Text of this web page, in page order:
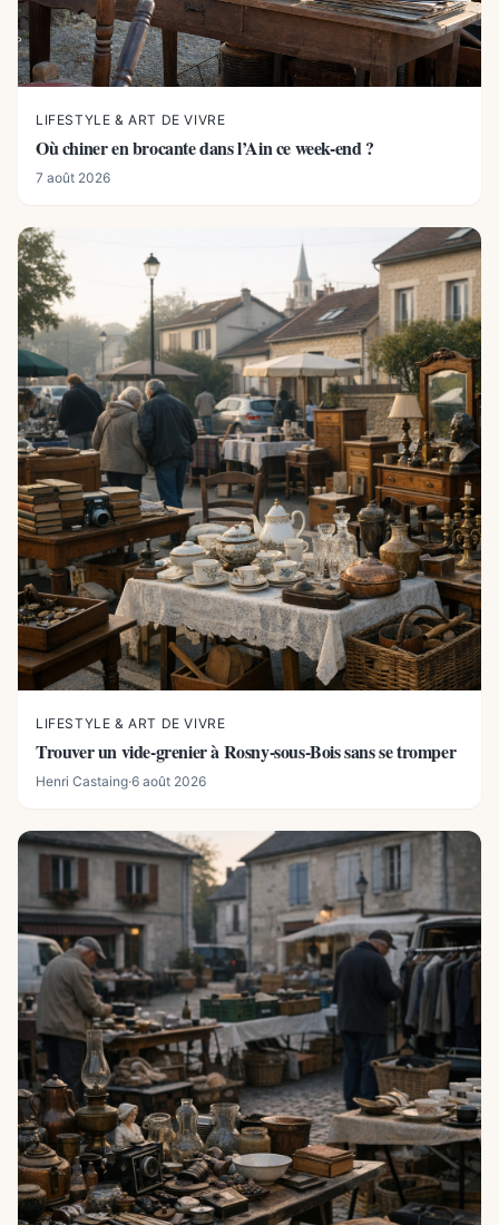
LIFESTYLE & ART DE VIVRE
Où chiner en brocante dans l’Ain ce week-end ?
7 août 2026
LIFESTYLE & ART DE VIVRE
Trouver un vide-grenier à Rosny-sous-Bois sans se tromper
Henri Castaing·6 août 2026